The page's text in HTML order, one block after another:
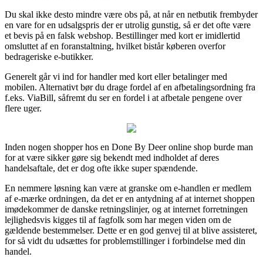
Du skal ikke desto mindre være obs på, at når en netbutik frembyder
en vare for en udsalgspris der er utrolig gunstig, så er det ofte være
et bevis på en falsk webshop. Bestillinger med kort er imidlertid
omsluttet af en foranstaltning, hvilket bistår køberen overfor
bedrageriske e-butikker.
Generelt går vi ind for handler med kort eller betalinger med
mobilen. Alternativt bør du drage fordel af en afbetalingsordning fra
f.eks. ViaBill, såfremt du ser en fordel i at afbetale pengene over
flere uger.
Inden nogen shopper hos en Done By Deer online shop burde man
for at være sikker gøre sig bekendt med indholdet af deres
handelsaftale, det er dog ofte ikke super spændende.
En nemmere løsning kan være at granske om e-handlen er medlem
af e-mærke ordningen, da det er en antydning af at internet shoppen
imødekommer de danske retningslinjer, og at internet forretningen
lejlighedsvis kigges til af fagfolk som har megen viden om de
gældende bestemmelser. Dette er en god genvej til at blive assisteret,
for så vidt du udsættes for problemstillinger i forbindelse med din
handel.